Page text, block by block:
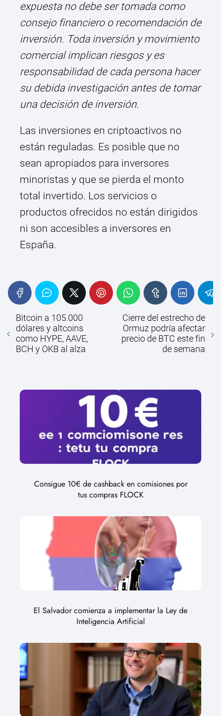
expuesta no debe ser tomada como
consejo financiero o recomendación de
inversión. Toda inversión y movimiento
comercial implican riesgos y es
responsabilidad de cada persona hacer
su debida investigación antes de tomar
una decisión de inversión.
Las inversiones en criptoactivos no
están reguladas. Es posible que no
sean apropiados para inversores
minoristas y que se pierda el monto
total invertido. Los servicios o
productos ofrecidos no están dirigidos
ni son accesibles a inversores en
España.
Bitcoin a 105.000
dólares y altcoins
como HYPE, AAVE,
BCH y OKB al alza
Cierre del estrecho de
Ormuz podría afectar
precio de BTC este fin
de semana
Consigue 10€ de cashback en comisiones por
tus compras FLOCK
El Salvador comienza a implementar la Ley de
Inteligencia Artificial